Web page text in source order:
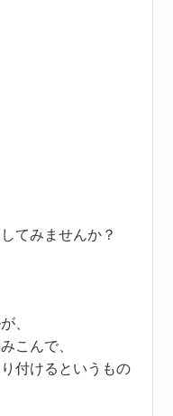
てみませんか？
、
こんで、
付けるというもの